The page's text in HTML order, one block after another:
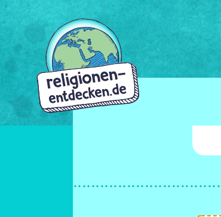
Direkt